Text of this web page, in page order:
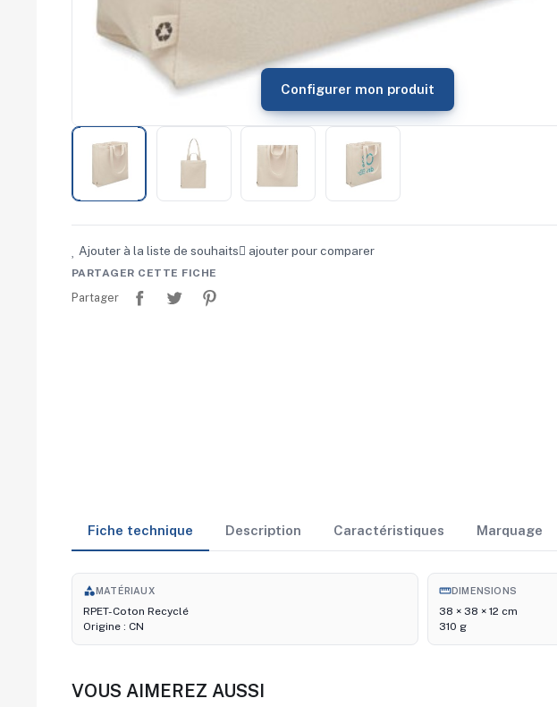
Campagnes RSE
Voyages d'affaires
Configurer mon produit
Ajouter à la liste de souhaits ajouter pour comparer
PARTAGER CETTE FICHE
Partager
Fiche technique Description Caractéristiques Marquage
categoryMATÉRIAUX
RPET-Coton Recyclé
Origine : CN
straightenDIMENSIONS
38 × 38 × 12 cm
310 g
VOUS AIMEREZ AUSSI